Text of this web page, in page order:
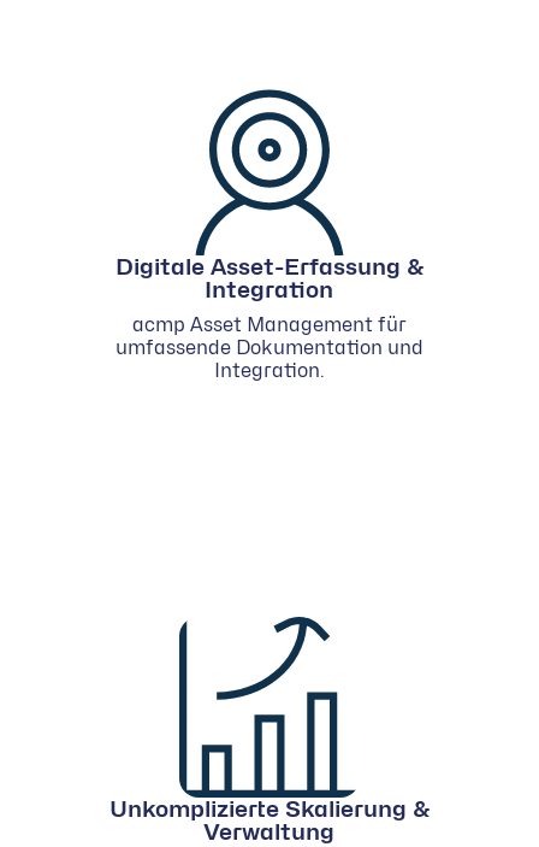
Digitale Asset-Erfassung &
Integration
acmp Asset Management für
umfassende Dokumentation und
Integration.
Unkomplizierte Skalierung &
Verwaltung